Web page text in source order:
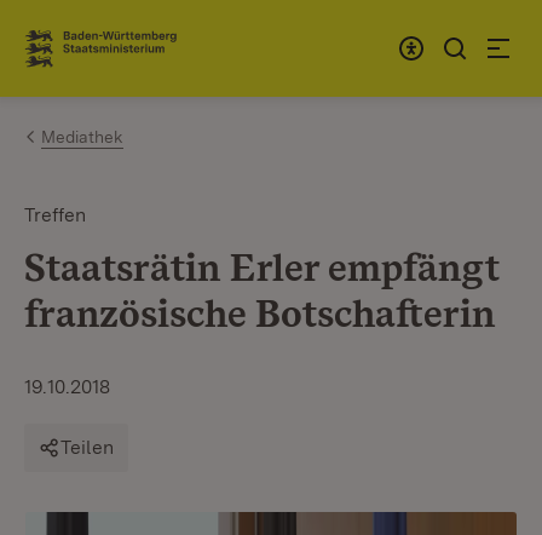
Zum Inhalt springen
Link zur Startseite
Mediathek
Treffen
Staatsrätin Erler empfängt
französische Botschafterin
19.10.2018
Teilen